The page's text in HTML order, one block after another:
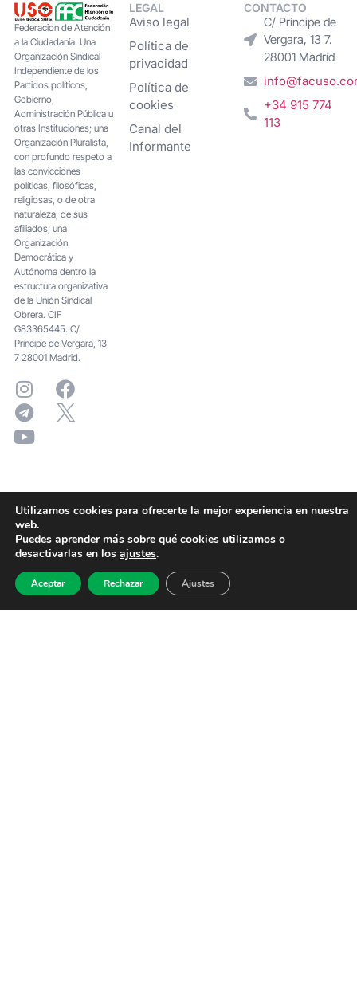
Federacion de Atención
a la Ciudadanía. Una
Organización Sindical
Independiente de los
Partidos políticos,
Gobierno,
Administración Pública u
otras Instituciones; una
Organización Pluralista,
con profundo respeto a
las convicciones
políticas, filosóficas,
religiosas, o de otra
naturaleza, de sus
afiliados; una
Organización
Democrática y
Autónoma dentro la
estructura organizativa
de la Unión Sindical
Obrera. CIF
G83365445. C/
Principe de Vergara, 13
7 28001 Madrid.
LEGAL
Aviso legal
Política de
privacidad
Política de
cookies
Canal del
Informante
CONTACTO
C/ Príncipe de
Vergara, 13 7.
28001 Madrid
+34 915 774
113
Utilizamos cookies para ofrecerte la mejor experiencia en nuestra
web.
Puedes aprender más sobre qué cookies utilizamos o
desactivarlas en los ajustes.
Aceptar Rechazar Ajustes